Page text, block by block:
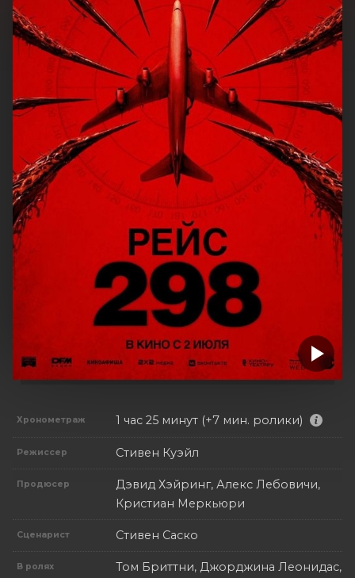
Хронометраж 1 час 25 минут (+7 мин. ролики)
Режиссер Стивен Куэйл
Продюсер
Дэвид Хэйринг, Алекс Лебовичи,
Кристиан Меркьюри
Сценарист Стивен Саско
В ролях
Том Бриттни, Джорджина Леонидас,